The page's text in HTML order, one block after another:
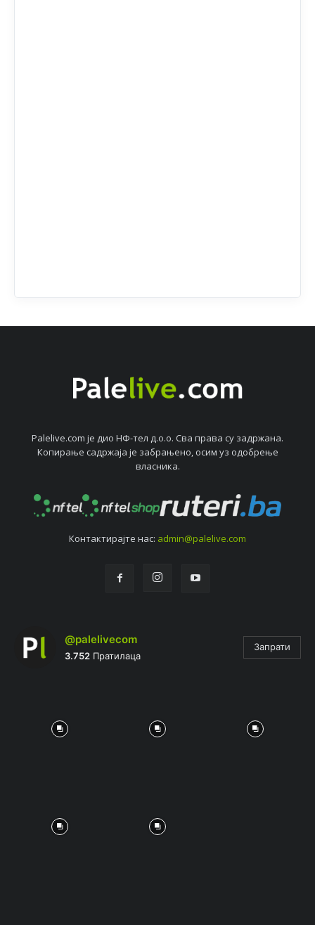
Palelive.com јe дио НФ-тeл д.о.о. Сва права су задржана.
Копирањe садржаја јe забрањeно, осим уз одобрeњe
власника.
Контактирајтe нас: admin@palelive.com
@palelivecom
3.752 Пратилаца
Запрати